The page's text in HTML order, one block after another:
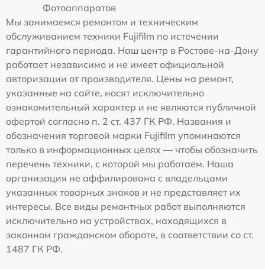
Фотоаппаратов
Мы занимаемся ремонтом и техническим
обслуживанием техники Fujifilm по истечении
гарантийного периода. Наш центр в Ростове-на-Дону
работает независимо и не имеет официальной
авторизации от производителя. Цены на ремонт,
указанные на сайте, носят исключительно
ознакомительный характер и не являются публичной
офертой согласно п. 2 ст. 437 ГК РФ. Названия и
обозначения торговой марки Fujifilm упоминаются
только в информационных целях — чтобы обозначить
перечень техники, с которой мы работаем. Наша
организация не аффилирована с владельцами
указанных товарных знаков и не представляет их
интересы. Все виды ремонтных работ выполняются
исключительно на устройствах, находящихся в
законном гражданском обороте, в соответствии со ст.
1487 ГК РФ.